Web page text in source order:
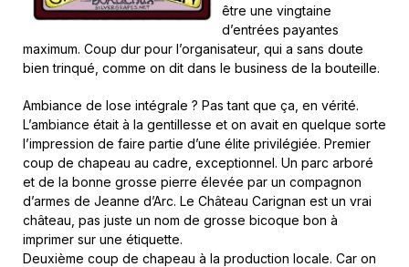
être une vingtaine
d’entrées payantes
maximum. Coup dur pour l’organisateur, qui a sans doute
bien trinqué, comme on dit dans le business de la bouteille.
Ambiance de lose intégrale ? Pas tant que ça, en vérité.
L’ambiance était à la gentillesse et on avait en quelque sorte
l’impression de faire partie d’une élite privilégiée. Premier
coup de chapeau au cadre, exceptionnel. Un parc arboré
et de la bonne grosse pierre élevée par un compagnon
d’armes de Jeanne d’Arc. Le Château Carignan est un vrai
château, pas juste un nom de grosse bicoque bon à
imprimer sur une étiquette.
Deuxième coup de chapeau à la production locale. Car on